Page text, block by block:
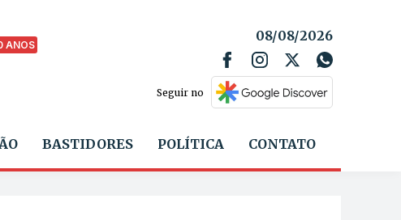
ANOS
08/08/2026
Seguir no
BASTIDORES POLÍTICA CONTATO